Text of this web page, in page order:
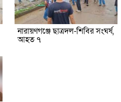
নারায়ণগঞ্জে ছাত্রদল-শিবির সংঘর্ষ,
আহত ৭